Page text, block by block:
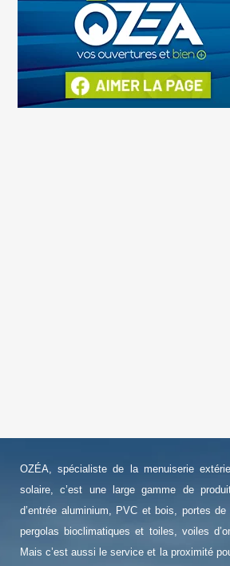
OZÉA, spécialiste de la menuiserie
solaire, c’est une large gamme de
d’entrée aluminium, PVC et bois, portes
pergolas bioclimatiques et toiles, voiles
Mais c’est aussi le service et la proximité